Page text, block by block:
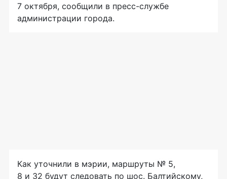
7 октября, сообщили в пресс-службе
администрации города.
Как уточнили в мэрии, маршруты № 5,
8 и 32 будут следовать по шос. Балтийскому,